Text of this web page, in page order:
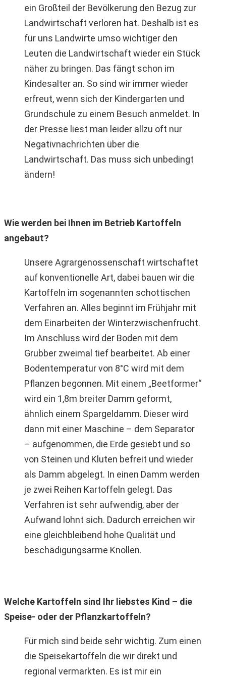
ein Großteil der Bevölkerung den Bezug zur
Landwirtschaft verloren hat. Deshalb ist es
für uns Landwirte umso wichtiger den
Leuten die Landwirtschaft wieder ein Stück
näher zu bringen. Das fängt schon im
Kindesalter an. So sind wir immer wieder
erfreut, wenn sich der Kindergarten und
Grundschule zu einem Besuch anmeldet. In
der Presse liest man leider allzu oft nur
Negativnachrichten über die
Landwirtschaft. Das muss sich unbedingt
ändern!
Wie werden bei Ihnen im Betrieb Kartoffeln
angebaut?
Unsere Agrargenossenschaft wirtschaftet
auf konventionelle Art, dabei bauen wir die
Kartoffeln im sogenannten schottischen
Verfahren an. Alles beginnt im Frühjahr mit
dem Einarbeiten der Winterzwischenfrucht.
Im Anschluss wird der Boden mit dem
Grubber zweimal tief bearbeitet. Ab einer
Bodentemperatur von 8°C wird mit dem
Pflanzen begonnen. Mit einem „Beetformer“
wird ein 1,8m breiter Damm geformt,
ähnlich einem Spargeldamm. Dieser wird
dann mit einer Maschine – dem Separator
– aufgenommen, die Erde gesiebt und so
von Steinen und Kluten befreit und wieder
als Damm abgelegt. In einen Damm werden
je zwei Reihen Kartoffeln gelegt. Das
Verfahren ist sehr aufwendig, aber der
Aufwand lohnt sich. Dadurch erreichen wir
eine gleichbleibend hohe Qualität und
beschädigungsarme Knollen.
Welche Kartoffeln sind Ihr liebstes Kind – die
Speise- oder der Pflanzkartoffeln?
Für mich sind beide sehr wichtig. Zum einen
die Speisekartoffeln die wir direkt und
regional vermarkten. Es ist mir ein